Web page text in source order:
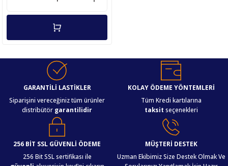
GARANTİLİ LASTİKLER
Siparişini vereceğiniz tüm ürünler
distribütör garantilidir
KOLAY ÖDEME YÖNTEMLERİ
Tüm Kredi kartılarına
taksit seçenekleri
256 BİT SSL GÜVENLİ ÖDEME
256 Bit SSL sertifikası ile
MÜŞTERİ DESTEK
Uzman Ekibimiz Size Destek Olmak Ve